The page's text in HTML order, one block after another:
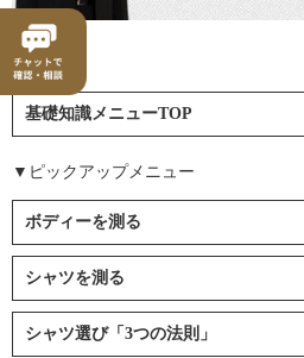
基礎知識メニューTOP
▼ピックアップメニュー
ボディーを測る
シャツを測る
シャツ選び「3つの法則」